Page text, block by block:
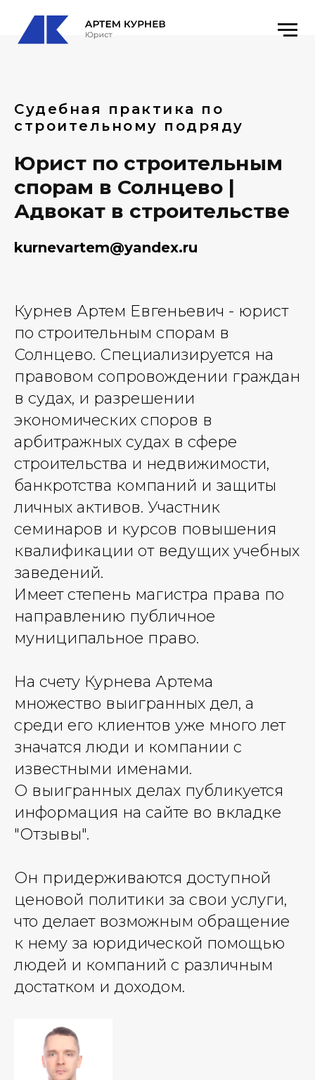
Судебная практика по
строительному подряду
Юрист по строительным
спорам в Солнцево |
Адвокат в строительстве
kurnevartem@yandex.ru
Курнев Артем Евгеньевич - юрист
по строительным спорам в
Солнцево. Специализируется на
правовом сопровождении граждан
в судах, и разрешении
экономических споров в
арбитражных судах в сфере
строительства и недвижимости,
банкротства компаний и защиты
личных активов. Участник
семинаров и курсов повышения
квалификации от ведущих учебных
заведений.
Имеет степень магистра права по
направлению публичное
муниципальное право.
На счету Курнева Артема
множество выигранных дел, а
среди его клиентов уже много лет
значатся люди и компании с
известными именами.
О выигранных делах публикуется
информация на сайте во вкладке
"Отзывы".
Он придерживаются доступной
ценовой политики за свои услуги,
что делает возможным обращение
к нему за юридической помощью
людей и компаний с различным
достатком и доходом.